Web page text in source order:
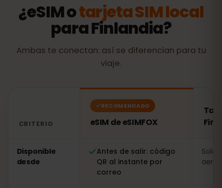
¿eSIM otarjeta SIM local
para Finlandia?
Ambas te conectan: así se diferencian para tu
viaje.
CRITERIO
RECOMENDADO
eSIM de eSIMFOX
Disponible
desde
Antes de salir: código
QR al instante por
correo
Solo